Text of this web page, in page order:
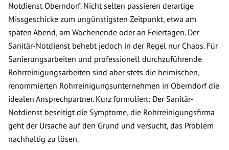
Notdienst Oberndorf. Nicht selten passieren derartige
Missgeschicke zum ungünstigsten Zeitpunkt, etwa am
späten Abend, am Wochenende oder an Feiertagen. Der
Sanitär-Notdienst behebt jedoch in der Regel nur Chaos. Für
Sanierungsarbeiten und professionell durchzuführende
Rohrreinigungsarbeiten sind aber stets die heimischen,
renommierten Rohrreinigungsunternehmen in Oberndorf die
idealen Ansprechpartner. Kurz formuliert: Der Sanitär-
Notdienst beseitigt die Symptome, die Rohrreinigungsfirma
geht der Ursache auf den Grund und versucht, das Problem
nachhaltig zu lösen.